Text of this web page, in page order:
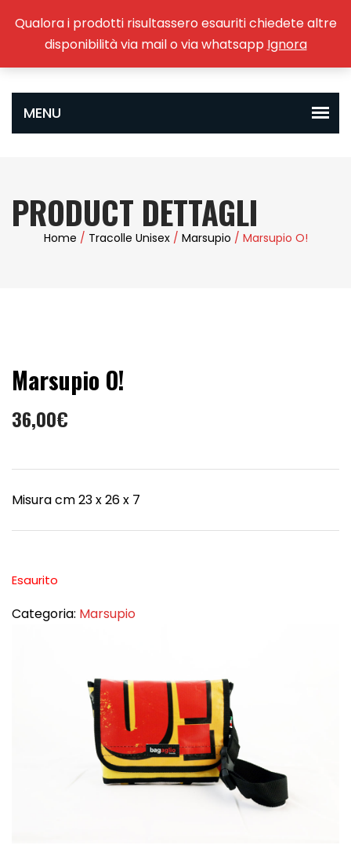
PRODUCT DETTAGLI
Home / Tracolle Unisex/ Marsupio / Marsupio O!
Marsupio O!
36,00€
Misura cm 23 x 26 x 7
Esaurito
Categoria: Marsupio
Qualora i prodotti risultassero esauriti chiedete altre
disponibilità via mail o via whatsapp Ignora